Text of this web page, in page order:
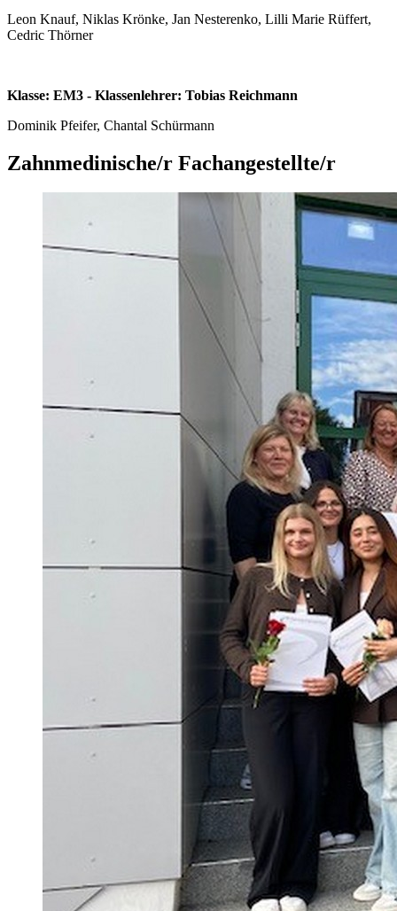
Leon Knauf, Niklas Krönke, Jan Nesterenko, Lilli Marie Rüffert,
Cedric Thörner
Klasse: EM3 - Klassenlehrer: Tobias Reichmann
Dominik Pfeifer, Chantal Schürmann
Zahnmedinische/r Fachangestellte/r